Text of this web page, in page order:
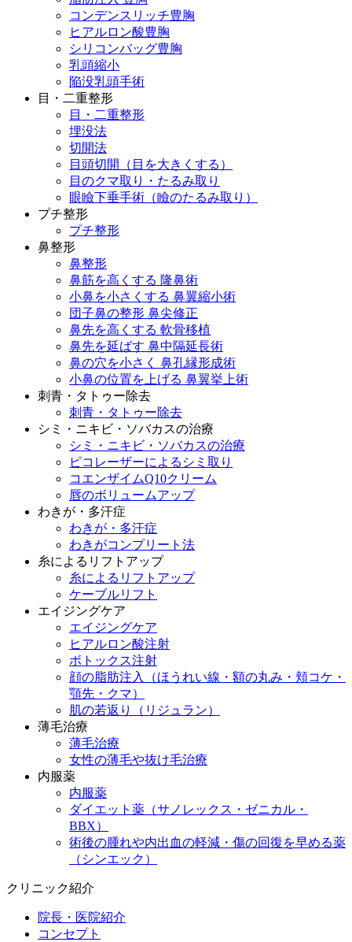
コンデンスリッチ豊胸
ヒアルロン酸豊胸
シリコンバッグ豊胸
乳頭縮小
陥没乳頭手術
目・二重整形
目・二重整形
埋没法
切開法
目頭切開（目を大きくする）
目のクマ取り・たるみ取り
眼瞼下垂手術（瞼のたるみ取り）
プチ整形
プチ整形
鼻整形
鼻整形
鼻筋を高くする 隆鼻術
小鼻を小さくする 鼻翼縮小術
団子鼻の整形 鼻尖修正
鼻先を高くする 軟骨移植
鼻先を延ばす 鼻中隔延長術
鼻の穴を小さく 鼻孔縁形成術
小鼻の位置を上げる 鼻翼挙上術
刺青・タトゥー除去
刺青・タトゥー除去
シミ・ニキビ・ソバカスの治療
シミ・ニキビ・ソバカスの治療
ピコレーザーによるシミ取り
コエンザイムQ10クリーム
唇のボリュームアップ
わきが・多汗症
わきが・多汗症
わきがコンプリート法
糸によるリフトアップ
糸によるリフトアップ
ケーブルリフト
エイジングケア
エイジングケア
ヒアルロン酸注射
ボトックス注射
顔の脂肪注入（ほうれい線・額の丸み・頬コケ・
顎先・クマ）
肌の若返り（リジュラン）
薄毛治療
薄毛治療
女性の薄毛や抜け毛治療
内服薬
内服薬
ダイエット薬（サノレックス・ゼニカル・
BBX）
術後の腫れや内出血の軽減・傷の回復を早める薬
（シンエック）
クリニック紹介
院長・医院紹介
コンセプト